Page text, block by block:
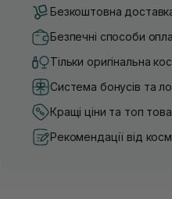
Безкоштовна
Безпечні способи
Тільки оригінальна
Система бонусів та
Кращі ціни та топ
Рекомендації від